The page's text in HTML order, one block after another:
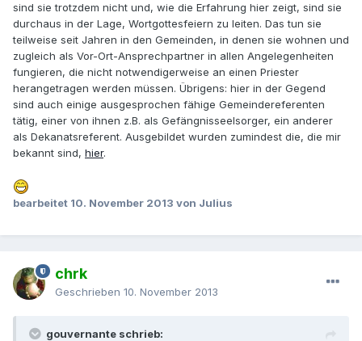
sind sie trotzdem nicht und, wie die Erfahrung hier zeigt, sind sie
durchaus in der Lage, Wortgottesfeiern zu leiten. Das tun sie
teilweise seit Jahren in den Gemeinden, in denen sie wohnen und
zugleich als Vor-Ort-Ansprechpartner in allen Angelegenheiten
fungieren, die nicht notwendigerweise an einen Priester
herangetragen werden müssen. Übrigens: hier in der Gegend
sind auch einige ausgesprochen fähige Gemeindereferenten
tätig, einer von ihnen z.B. als Gefängnisseelsorger, ein anderer
als Dekanatsreferent. Ausgebildet wurden zumindest die, die mir
bekannt sind, hier.
bearbeitet 10. November 2013 von Julius
chrk
Geschrieben 10. November 2013
gouvernante schrieb: